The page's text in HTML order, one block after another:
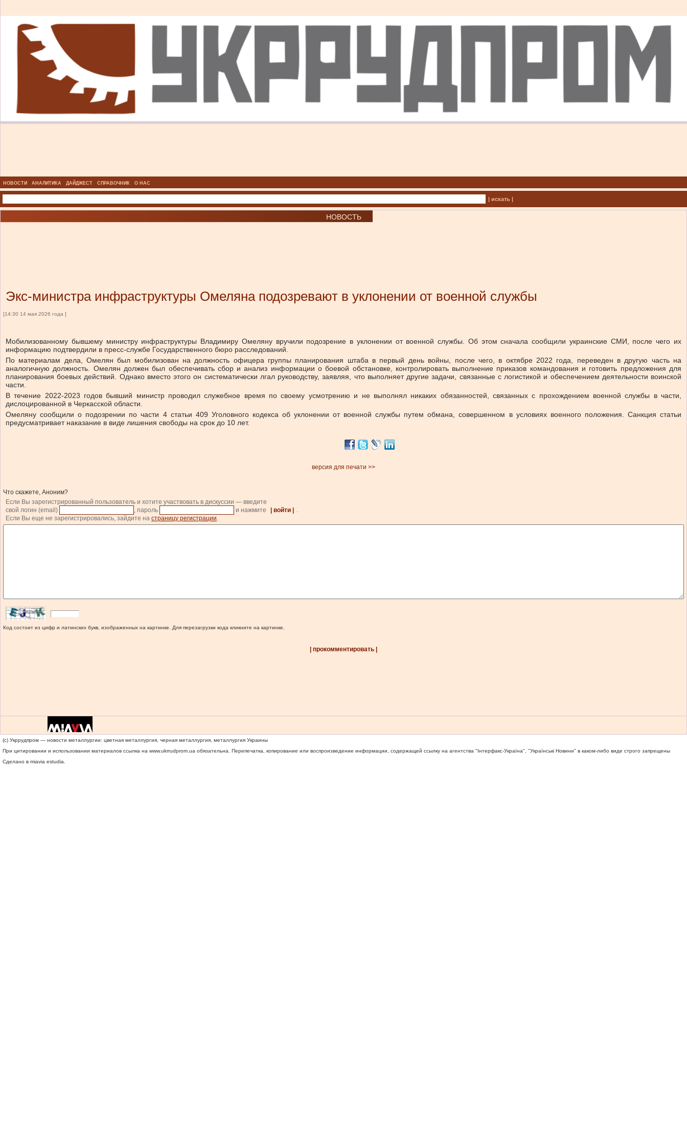
НОВОСТИ АНАЛИТИКА ДАЙДЖЕСТ СПРАВОЧНИК О НАС
| искать |
НОВОСТЬ
Экс-министра инфраструктуры Омеляна подозревают в уклонении от военной службы
[14:30 14 мая 2026 года ]
Мобилизованному бывшему министру инфраструктуры Владимиру Омеляну вручили подозрение в уклонении от военной службы. Об этом сначала сообщили украинские СМИ, после чего их
информацию подтвердили в пресс-службе Государственного бюро расследований.
По материалам дела, Омелян был мобилизован на должность офицера группы планирования штаба в первый день войны, после чего, в октябре 2022 года, переведен в другую часть на
аналогичную должность. Омелян должен был обеспечивать сбор и анализ информации о боевой обстановке, контролировать выполнение приказов командования и готовить предложения для
планирования боевых действий. Однако вместо этого он систематически лгал руководству, заявляя, что выполняет другие задачи, связанные с логистикой и обеспечением деятельности воинской
части.
В течение 2022-2023 годов бывший министр проводил служебное время по своему усмотрению и не выполнял никаких обязанностей, связанных с прохождением военной службы в части,
дислоцированной в Черкасской области.
Омеляну сообщили о подозрении по части 4 статьи 409 Уголовного кодекса об уклонении от военной службы путем обмана, совершенном в условиях военного положения. Санкция статьи
предусматривает наказание в виде лишения свободы на срок до 10 лет.
версия для печати >>
Что скажете, Аноним?
Если Вы зарегистрированный пользователь и хотите участвовать в дискуссии — введите
свой логин (email)
, пароль и нажмите | войти |
.
Если Вы еще не зарегистрировались, зайдите на страницу регистрации.
Код состоит из цифр и латинских букв, изображенных на картинке. Для перезагрузки кода кликните на картинке.
| прокомментировать |
(c) Укррудпром — новости металлургии: цветная металлургия, черная металлургия, металлургия Украины
При цитировании и использовании материалов ссылка на www.ukrrudprom.ua обязательна. Перепечатка, копирование или воспроизведение информации, содержащей ссылку на агентства "Iнтерфакс-Україна", "Українськi Новини" в каком-либо виде строго запрещены
Сделано в miavia estudia.